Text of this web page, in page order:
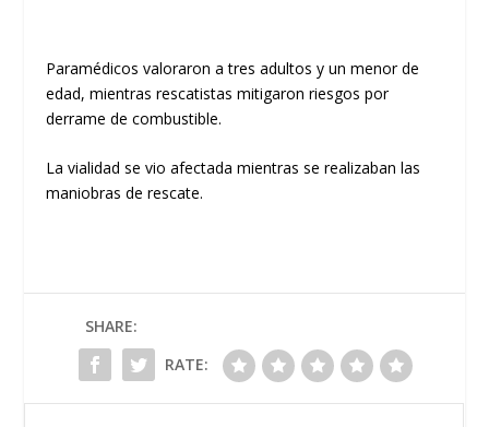
Paramédicos valoraron a tres adultos y un menor de
edad, mientras rescatistas mitigaron riesgos por
derrame de combustible.
La vialidad se vio afectada mientras se realizaban las
maniobras de rescate.
SHARE:
RATE: